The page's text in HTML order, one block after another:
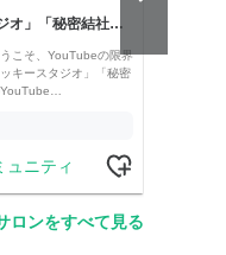
「コヤッキースタジオ」「秘密結社コヤミナティ」
こそ、YouTubeの限界
キースタジオ」「秘密
ュニティ
ロンをすべて見る